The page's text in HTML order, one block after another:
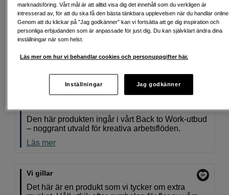
Batterigrepp värt 7 699 kr på köpet
Just nu får du CF-R20EP Cooling Fan & Ethernet
Batterigreppet läggs automatiskt till i kassan utan
den 12.08 2026.
Den här produkten ingår i vårt Back to Work-utbud
– noggrant utvald för kreativa arbetsflöden.
Läs mer
Vi gillar
Det här är en produkt som vi tycker om extra
marknadsföring. Vårt mål är att alltid visa dig det innehåll som du verkligen är
intresserad av, för att du ska få den bästa tänkbara upplevelsen när du handlar
Genom att du klickar på ”Jag godkänner” kan vi fortsätta att ge dig inspiration och
personliga erbjudanden som är anpassade för just dig. Du kan självklart ändra dina
inställningar när som helst.
Läs mer om hur vi behandlar cookies och personuppgifter här.
Inställningar Jag godkänner